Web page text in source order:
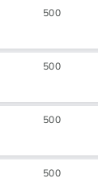
500
500
500
500